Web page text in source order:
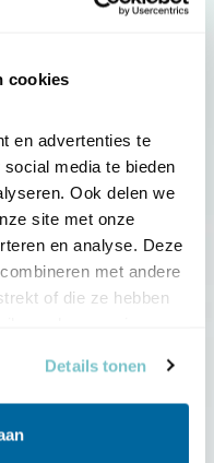
cookies
en advertenties te
media te bieden
Ook delen we
site met onze
en analyse. Deze
met andere
of die ze hebben
Details tonen